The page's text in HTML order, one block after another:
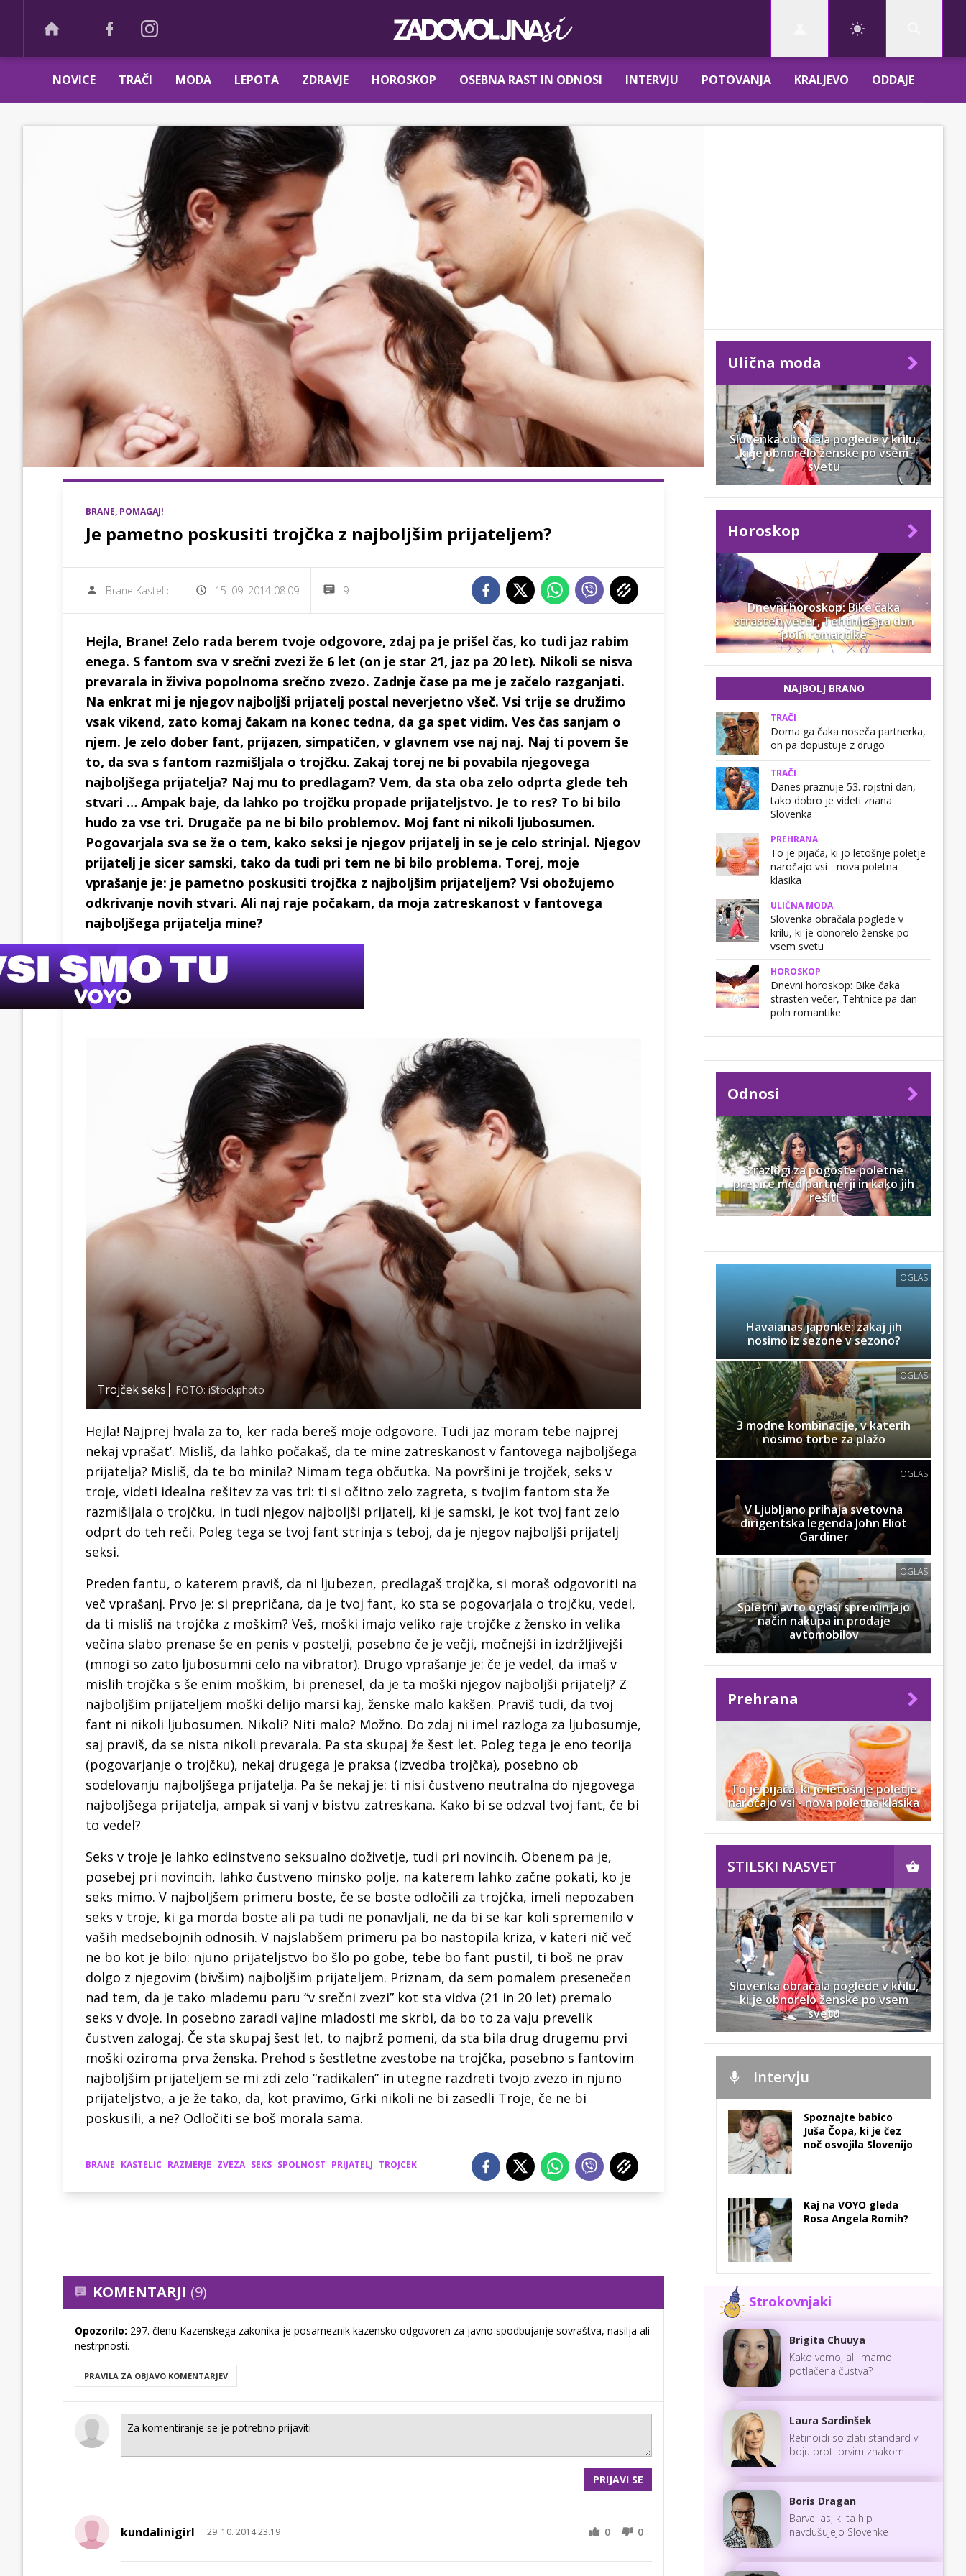
NOVICE TRAČI MODA LEPOTA ZDRAVJE HOROSKOP OSEBNA RAST IN ODNOSI INTERVJU POTOVANJA KRALJEVO ODDAJE
BRANE, POMAGAJ!
Je pametno poskusiti trojčka z najboljšim prijateljem?
Brane Kastelic 15. 09. 2014 08.09 9
Hejla, Brane! Zelo rada berem tvoje odgovore, zdaj pa je prišel čas, ko tudi jaz rabim
enega. S fantom sva v srečni zvezi že 6 let (on je star 21, jaz pa 20 let). Nikoli se nisva
prevarala in živiva popolnoma srečno zvezo. Zadnje čase pa me je začelo razganjati.
Na enkrat mi je njegov najboljši prijatelj postal neverjetno všeč. Vsi trije se družimo
vsak vikend, zato komaj čakam na konec tedna, da ga spet vidim. Ves čas sanjam o
njem. Je zelo dober fant, prijazen, simpatičen, v glavnem vse naj naj. Naj ti povem še
to, da sva s fantom razmišljala o trojčku. Zakaj torej ne bi povabila njegovega
najboljšega prijatelja? Naj mu to predlagam? Vem, da sta oba zelo odprta glede teh
stvari … Ampak baje, da lahko po trojčku propade prijateljstvo. Je to res? To bi bilo
hudo za vse tri. Drugače pa ne bi bilo problemov. Moj fant ni nikoli ljubosumen.
Pogovarjala sva se že o tem, kako seksi je njegov prijatelj in se je celo strinjal. Njegov
prijatelj je sicer samski, tako da tudi pri tem ne bi bilo problema. Torej, moje
vprašanje je: je pametno poskusiti trojčka z najboljšim prijateljem? Vsi obožujemo
odkrivanje novih stvari. Ali naj raje počakam, da moja zatreskanost v fantovega
najboljšega prijatelja mine?
Trojček seks FOTO: iStockphoto
Hejla! Najprej hvala za to, ker rada bereš moje odgovore. Tudi jaz moram tebe najprej
nekaj vprašat’. Misliš, da lahko počakaš, da te mine zatreskanost v fantovega najboljšega
prijatelja? Misliš, da te bo minila? Nimam tega občutka. Na površini je trojček, seks v
troje, videti idealna rešitev za vas tri: ti si očitno zelo zagreta, s tvojim fantom sta že
razmišljala o trojčku, in tudi njegov najboljši prijatelj, ki je samski, je kot tvoj fant zelo
odprt do teh reči. Poleg tega se tvoj fant strinja s teboj, da je njegov najboljši prijatelj
seksi.
Preden fantu, o katerem praviš, da ni ljubezen, predlagaš trojčka, si moraš odgovoriti na
več vprašanj. Prvo je: si prepričana, da je tvoj fant, ko sta se pogovarjala o trojčku, vedel,
da ti misliš na trojčka z moškim? Veš, moški imajo veliko raje trojčke z žensko in velika
večina slabo prenase še en penis v postelji, posebno če je večji, močnejši in izdržljivejši
(mnogi so zato ljubosumni celo na vibrator). Drugo vprašanje je: če je vedel, da imaš v
mislih trojčka s še enim moškim, bi prenesel, da je ta moški njegov najboljši prijatelj? Z
najboljšim prijateljem moški delijo marsi kaj, ženske malo kakšen. Praviš tudi, da tvoj
fant ni nikoli ljubosumen. Nikoli? Niti malo? Možno. Do zdaj ni imel razloga za ljubosumje,
saj praviš, da se nista nikoli prevarala. Pa sta skupaj že šest let. Poleg tega je eno teorija
(pogovarjanje o trojčku), nekaj drugega je praksa (izvedba trojčka), posebno ob
sodelovanju najboljšega prijatelja. Pa še nekaj je: ti nisi čustveno neutralna do njegovega
najboljšega prijatelja, ampak si vanj v bistvu zatreskana. Kako bi se odzval tvoj fant, če bi
to vedel?
Seks v troje je lahko edinstveno seksualno doživetje, tudi pri novincih. Obenem pa je,
posebej pri novincih, lahko čustveno minsko polje, na katerem lahko začne pokati, ko je
seks mimo. V najboljšem primeru boste, če se boste odločili za trojčka, imeli nepozaben
seks v troje, ki ga morda boste ali pa tudi ne ponavljali, ne da bi se kar koli spremenilo v
vaših medsebojnih odnosih. V najslabšem primeru pa bo nastopila kriza, v kateri nič več
ne bo kot je bilo: njuno prijateljstvo bo šlo po gobe, tebe bo fant pustil, ti boš ne prav
dolgo z njegovim (bivšim) najboljšim prijateljem. Priznam, da sem pomalem presenečen
nad tem, da je tako mlademu paru “v srečni zvezi” kot sta vidva (21 in 20 let) premalo
seks v dvoje. In posebno zaradi vajine mladosti me skrbi, da bo to za vaju prevelik
čustven zalogaj. Če sta skupaj šest let, to najbrž pomeni, da sta bila drug drugemu prvi
moški oziroma prva ženska. Prehod s šestletne zvestobe na trojčka, posebno s fantovim
najboljšim prijateljem se mi zdi zelo “radikalen” in utegne razdreti tvojo zvezo in njuno
prijateljstvo, a je že tako, da, kot pravimo, Grki nikoli ne bi zasedli Troje, če ne bi
poskusili, a ne? Odločiti se boš morala sama.
BRANE KASTELIC RAZMERJE ZVEZA SEKS SPOLNOST PRIJATELJ TROJCEK
KOMENTARJI (9)
Opozorilo: 297. členu Kazenskega zakonika je posameznik kazensko odgovoren za javno spodbujanje sovraštva, nasilja ali
nestrpnosti.
PRAVILA ZA OBJAVO KOMENTARJEV
PRIJAVI SE
kundalinigirl 29. 10. 2014 23.19 0 0
Ulična moda
Slovenka obračala poglede v krilu,
ki je obnorelo ženske po vsem
svetu
Horoskop
Dnevni horoskop: Bike čaka
strasten večer, Tehtnice pa dan
poln romantike
NAJBOLJ BRANO
TRAČI
Doma ga čaka noseča partnerka,
on pa dopustuje z drugo
TRAČI
Danes praznuje 53. rojstni dan,
tako dobro je videti znana
Slovenka
PREHRANA
To je pijača, ki jo letošnje poletje
naročajo vsi - nova poletna
klasika
ULIČNA MODA
Slovenka obračala poglede v
krilu, ki je obnorelo ženske po
vsem svetu
HOROSKOP
Dnevni horoskop: Bike čaka
strasten večer, Tehtnice pa dan
poln romantike
Odnosi
3 razlogi za pogoste poletne
prepire med partnerji in kako jih
rešiti
OGLAS
Havaianas japonke: zakaj jih
nosimo iz sezone v sezono?
OGLAS
3 modne kombinacije, v katerih
nosimo torbe za plažo
OGLAS
V Ljubljano prihaja svetovna
dirigentska legenda John Eliot
Gardiner
OGLAS
Spletni avto oglasi spreminjajo
način nakupa in prodaje
avtomobilov
Prehrana
To je pijača, ki jo letošnje poletje
naročajo vsi - nova poletna klasika
STILSKI NASVET
Slovenka obračala poglede v krilu,
ki je obnorelo ženske po vsem
svetu
Intervju
Spoznajte babico
Juša Čopa, ki je čez
noč osvojila Slovenijo
Kaj na VOYO gleda
Rosa Angela Romih?
Strokovnjaki
Brigita Chuuya
Kako vemo, ali imamo
potlačena čustva?
Laura Sardinšek
Retinoidi so zlati standard v
boju proti prvim znakom
Boris Dragan
Barve las, ki ta hip
navdušujejo Slovenke